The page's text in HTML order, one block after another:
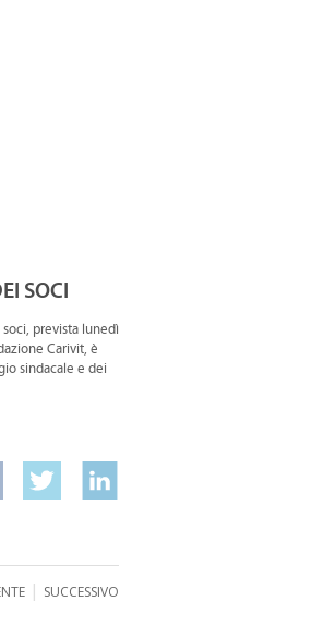
SOCI
prevista lunedì
Carivit, è
sindacale e dei
| SUCCESSIVO